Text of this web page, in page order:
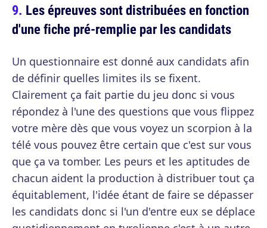
Les épreuves sont distribuées en fonction
d'une fiche pré-remplie par les candidats
Un questionnaire est donné aux candidats afin
de définir quelles limites ils se fixent.
Clairement ça fait partie du jeu donc si vous
répondez à l'une des questions que vous flippez
votre mère dès que vous voyez un scorpion à la
télé vous pouvez être certain que c'est sur vous
que ça va tomber. Les peurs et les aptitudes de
chacun aident la production à distribuer tout ça
équitablement, l'idée étant de faire se dépasser
les candidats donc si l'un d'entre eux se déplace